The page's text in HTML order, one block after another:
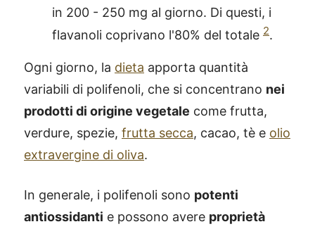
in 200 - 250 mg al giorno. Di questi, i
flavanoli coprivano l'80% del totale 2.
Ogni giorno, la dieta apporta quantità
variabili di polifenoli, che si concentrano nei
prodotti di origine vegetale come frutta,
verdure, spezie, frutta secca, cacao, tè e olio
extravergine di oliva.
In generale, i polifenoli sono potenti
antiossidanti e possono avere proprietà